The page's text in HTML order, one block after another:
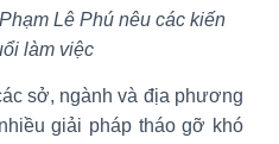
Lê Phú nêu các kiến
làm việc
sở, ngành và địa phương
giải pháp tháo gỡ khó